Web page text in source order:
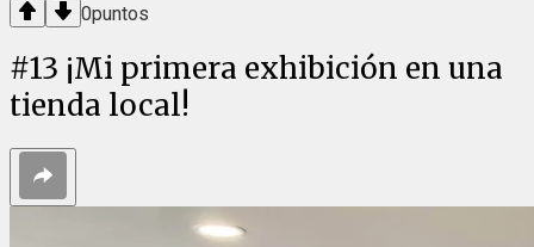
0puntos
#13 ¡Mi primera exhibición en una
tienda local!